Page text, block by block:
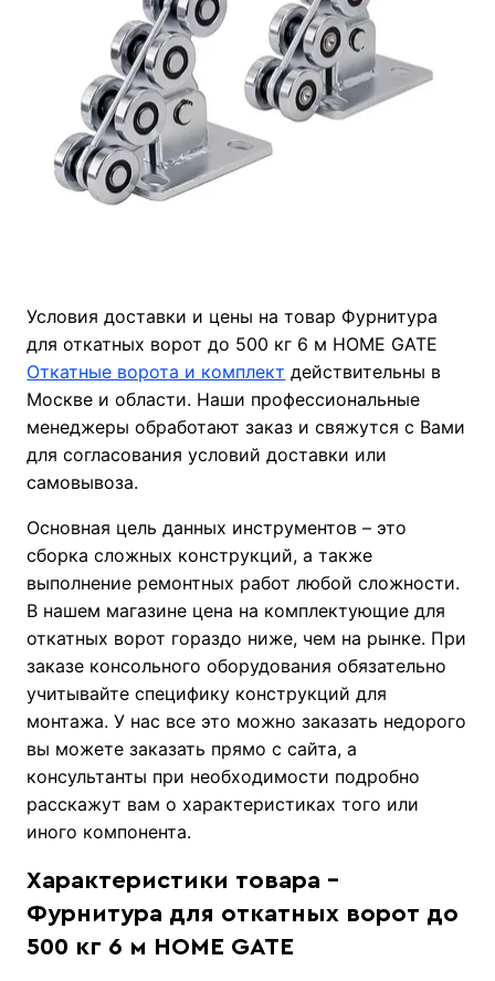
Условия доставки и цены на товар Фурнитура
для откатных ворот до 500 кг 6 м HOME GATE
Откатные ворота и комплект действительны в
Москве и области. Наши профессиональные
менеджеры обработают заказ и свяжутся с Вами
для согласования условий доставки или
самовывоза.
Основная цель данных инструментов – это
сборка сложных конструкций, а также
выполнение ремонтных работ любой сложности.
В нашем магазине цена на комплектующие для
откатных ворот гораздо ниже, чем на рынке. При
заказе консольного оборудования обязательно
учитывайте специфику конструкций для
монтажа. У нас все это можно заказать недорого
вы можете заказать прямо с сайта, а
консультанты при необходимости подробно
расскажут вам о характеристиках того или
иного компонента.
Характеристики товара -
Фурнитура для откатных ворот до
500 кг 6 м HOME GATE